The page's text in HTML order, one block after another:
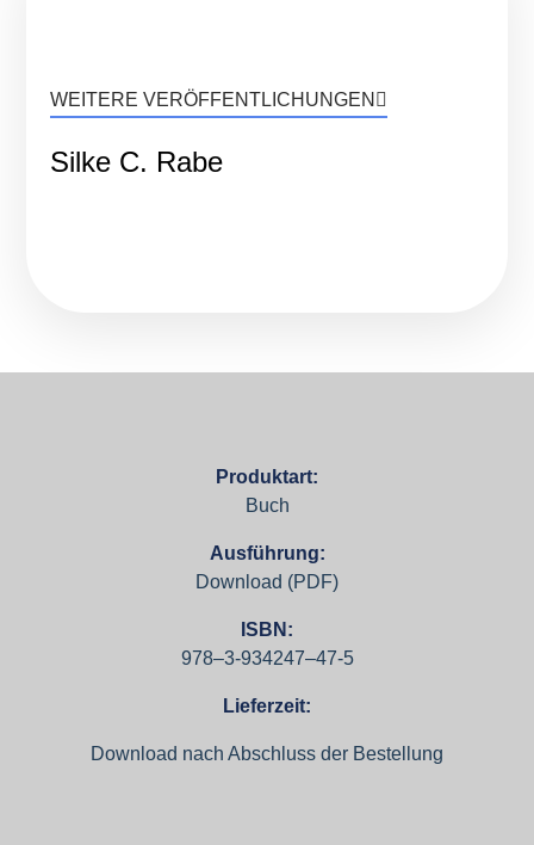
WEITERE VERÖFFENTLICHUNGEN
Silke C. Rabe
Produktart:
Buch
Ausführung:
Download (PDF)
ISBN:
978–3‑934247–47‑5
Lieferzeit:
Download nach Abschluss der Bestellung